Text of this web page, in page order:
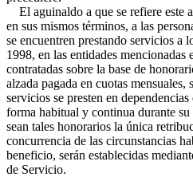
El aguinaldo a que se refiere este
en sus mismos términos, a las
se encuentren prestando servicios a
1998, en las entidades mencionadas
contratadas sobre la base de
alzada pagada en cuotas
servicios se presten en
forma habitual y continua durante
sean tales honorarios la única
concurrencia de las circunstancias
beneficio, serán establecidas
de Servicio.